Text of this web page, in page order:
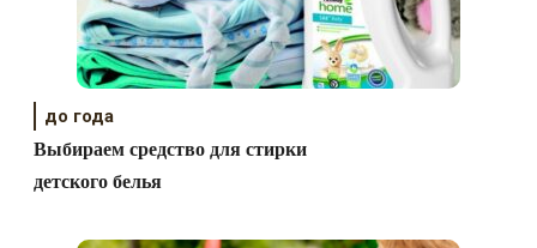
до года
Выбираем средство для стирки
детского белья